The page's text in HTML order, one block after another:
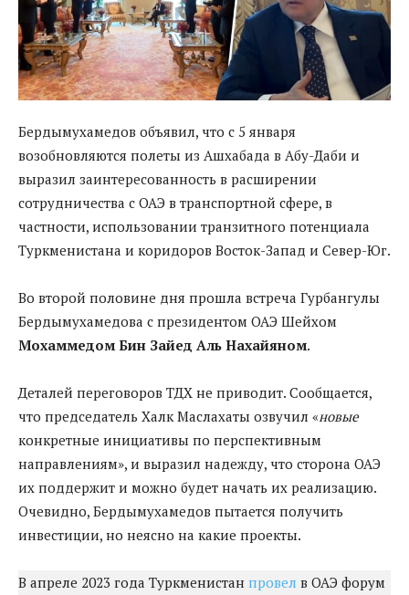
Бердымухамедов объявил, что с 5 января
возобновляются полеты из Ашхабада в Абу-Даби и
выразил заинтересованность в расширении
сотрудничества с ОАЭ в транспортной сфере, в
частности, использовании транзитного потенциала
Туркменистана и коридоров Восток-Запад и Север-Юг.
Во второй половине дня прошла встреча Гурбангулы
Бердымухамедова с президентом ОАЭ Шейхом
Мохаммедом Бин Зайед Аль Нахайяном.
Деталей переговоров ТДХ не приводит. Сообщается,
что председатель Халк Маслахаты озвучил «новые
конкретные инициативы по перспективным
направлениям», и выразил надежду, что сторона ОАЭ
их поддержит и можно будет начать их реализацию.
Очевидно, Бердымухамедов пытается получить
инвестиции, но неясно на какие проекты.
В апреле 2023 года Туркменистан провел в ОАЭ форум